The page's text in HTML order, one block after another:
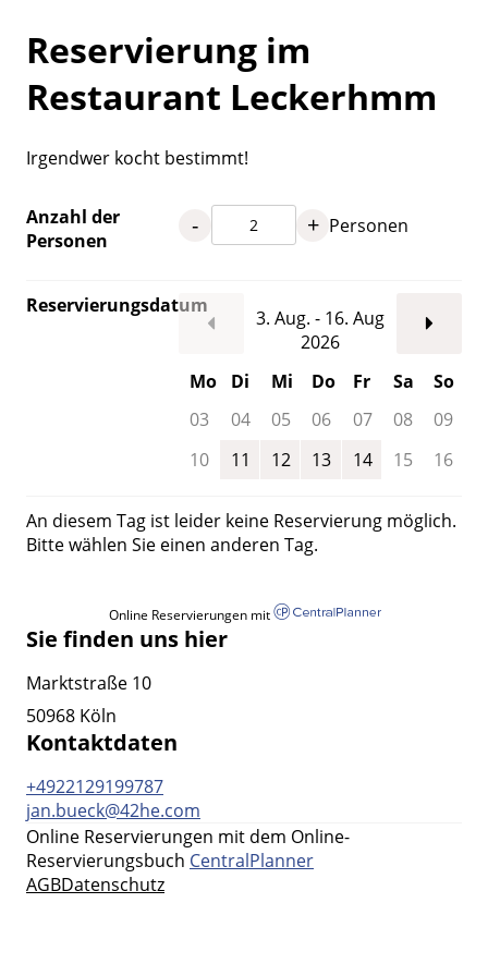
Reservierung im
Restaurant Leckerhmm
Irgendwer kocht bestimmt!
Anzahl der
Personen
- + Personen
Reservierungsdatum
3. Aug. - 16. Aug
2026
Mo
Di Mi Do Fr Sa
So
03
04 05 06 07 08
09
10
11 12 13 14 15 16
An diesem Tag ist leider keine Reservierung möglich.
Bitte wählen Sie einen anderen Tag.
Online Reservierungen mit
Sie finden uns hier
Marktstraße 10
50968 Köln
Kontaktdaten
+4922129199787
jan.bueck@42he.com
Online Reservierungen mit dem Online-
Reservierungsbuch CentralPlanner
AGBDatenschutz